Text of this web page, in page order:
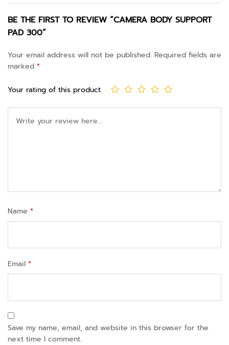
BE THE FIRST TO REVIEW “CAMERA BODY SUPPORT
PAD 300”
Your email address will not be published. Required fields are
marked *
Your rating of this product
Name *
Email *
Save my name, email, and website in this browser for the
next time I comment.